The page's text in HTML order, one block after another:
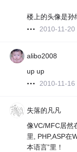
楼上的头像是孙
2010-11-20
alibo2008
up up
2010-11-16
失落的凡凡
像VC/MFC居然
里, PHP,ASP在
本语言”里！